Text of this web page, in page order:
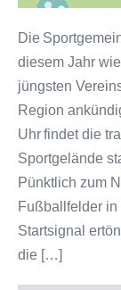
Die
diesem Jahr
jüngsten
Region
Uhr findet die
Sportgelände
Pünktlich zum
Fußballfelder
Startsignal
die […]